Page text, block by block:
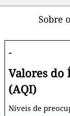
Sobre
-
Valores do
(AQI)
Níveis de